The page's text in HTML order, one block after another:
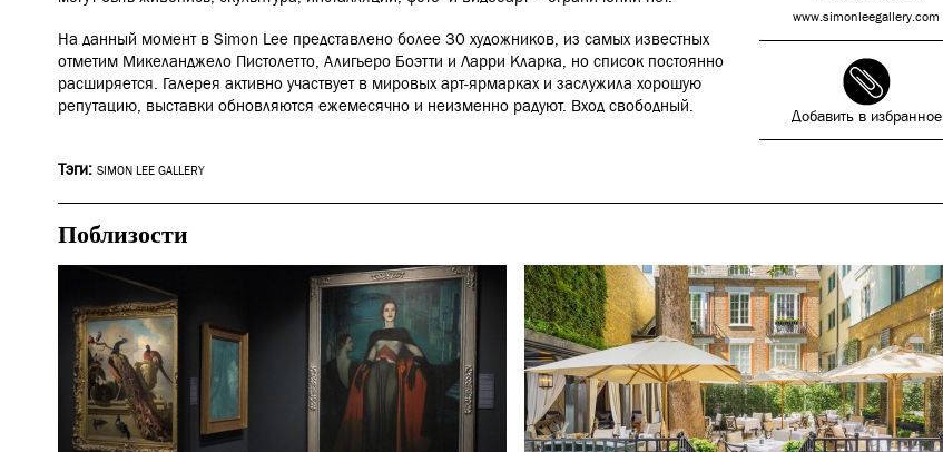
www.simonleegallery.com
Добавить в избранное
На данный момент в Simon Lee представлено более 30 художников, из самых известных
отметим Микеланджело Пистолетто, Алигьеро Боэтти и Ларри Кларка, но список постоянно
расширяется. Галерея активно участвует в мировых арт-ярмарках и заслужила хорошую
репутацию, выставки обновляются ежемесячно и неизменно радуют. Вход свободный.
Тэги: SIMON LEE GALLERY
Поблизости